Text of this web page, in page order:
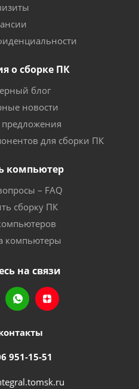
о сборке ПК
блог
новости
для сборки ПК
компьютер
– FAQ
сборку ПК
компьютеры
на связи
951-15-51